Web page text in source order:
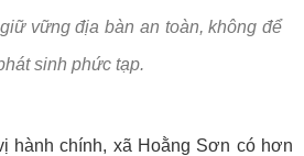
vững địa bàn an toàn, không để
sinh phức tạp.
hành chính, xã Hoằng Sơn có hơn